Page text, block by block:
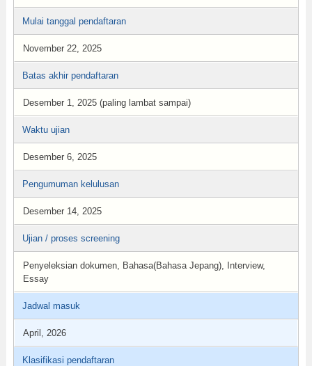
Mulai tanggal pendaftaran
November 22, 2025
Batas akhir pendaftaran
Desember 1, 2025 (paling lambat sampai)
Waktu ujian
Desember 6, 2025
Pengumuman kelulusan
Desember 14, 2025
Ujian / proses screening
Penyeleksian dokumen, Bahasa(Bahasa Jepang), Interview,
Essay
Jadwal masuk
April, 2026
Klasifikasi pendaftaran